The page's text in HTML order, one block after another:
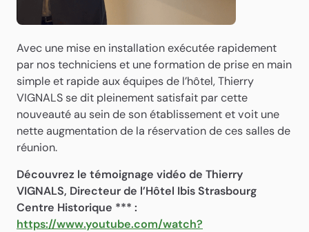
Avec une mise en installation exécutée rapidement
par nos techniciens et une formation de prise en main
simple et rapide aux équipes de l’hôtel, Thierry
VIGNALS se dit pleinement satisfait par cette
nouveauté au sein de son établissement et voit une
nette augmentation de la réservation de ces salles de
réunion.
Découvrez le témoignage vidéo de Thierry
VIGNALS, Directeur de l’Hôtel Ibis Strasbourg
Centre Historique *** :
https://www.youtube.com/watch?